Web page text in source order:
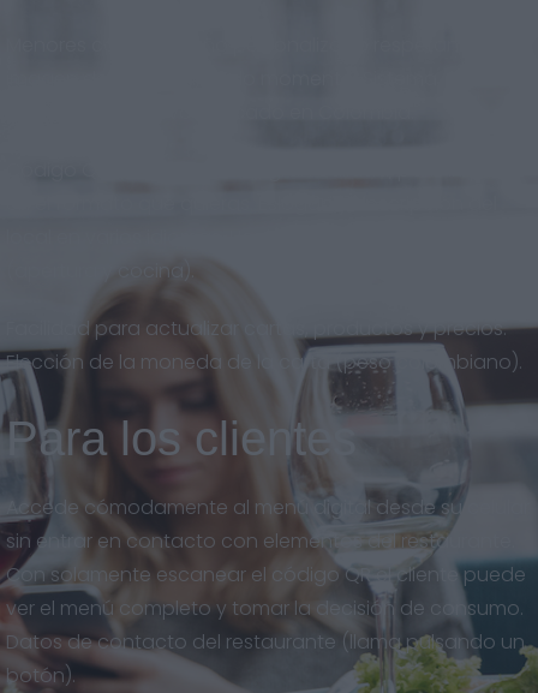
(apertura y cocina).
Facilidad para actualizar cartas, productos y precios.
Elección de la moneda de la carta (peso colombiano).
Para los clientes
Accede cómodamente al menú digital desde su celular
sin entrar en contacto con elementos del restaurante.
Con solamente escanear el código QR el cliente puede
ver el menú completo y tomar la decisión de consumo.
Datos de contacto del restaurante (llama pulsando un
botón).